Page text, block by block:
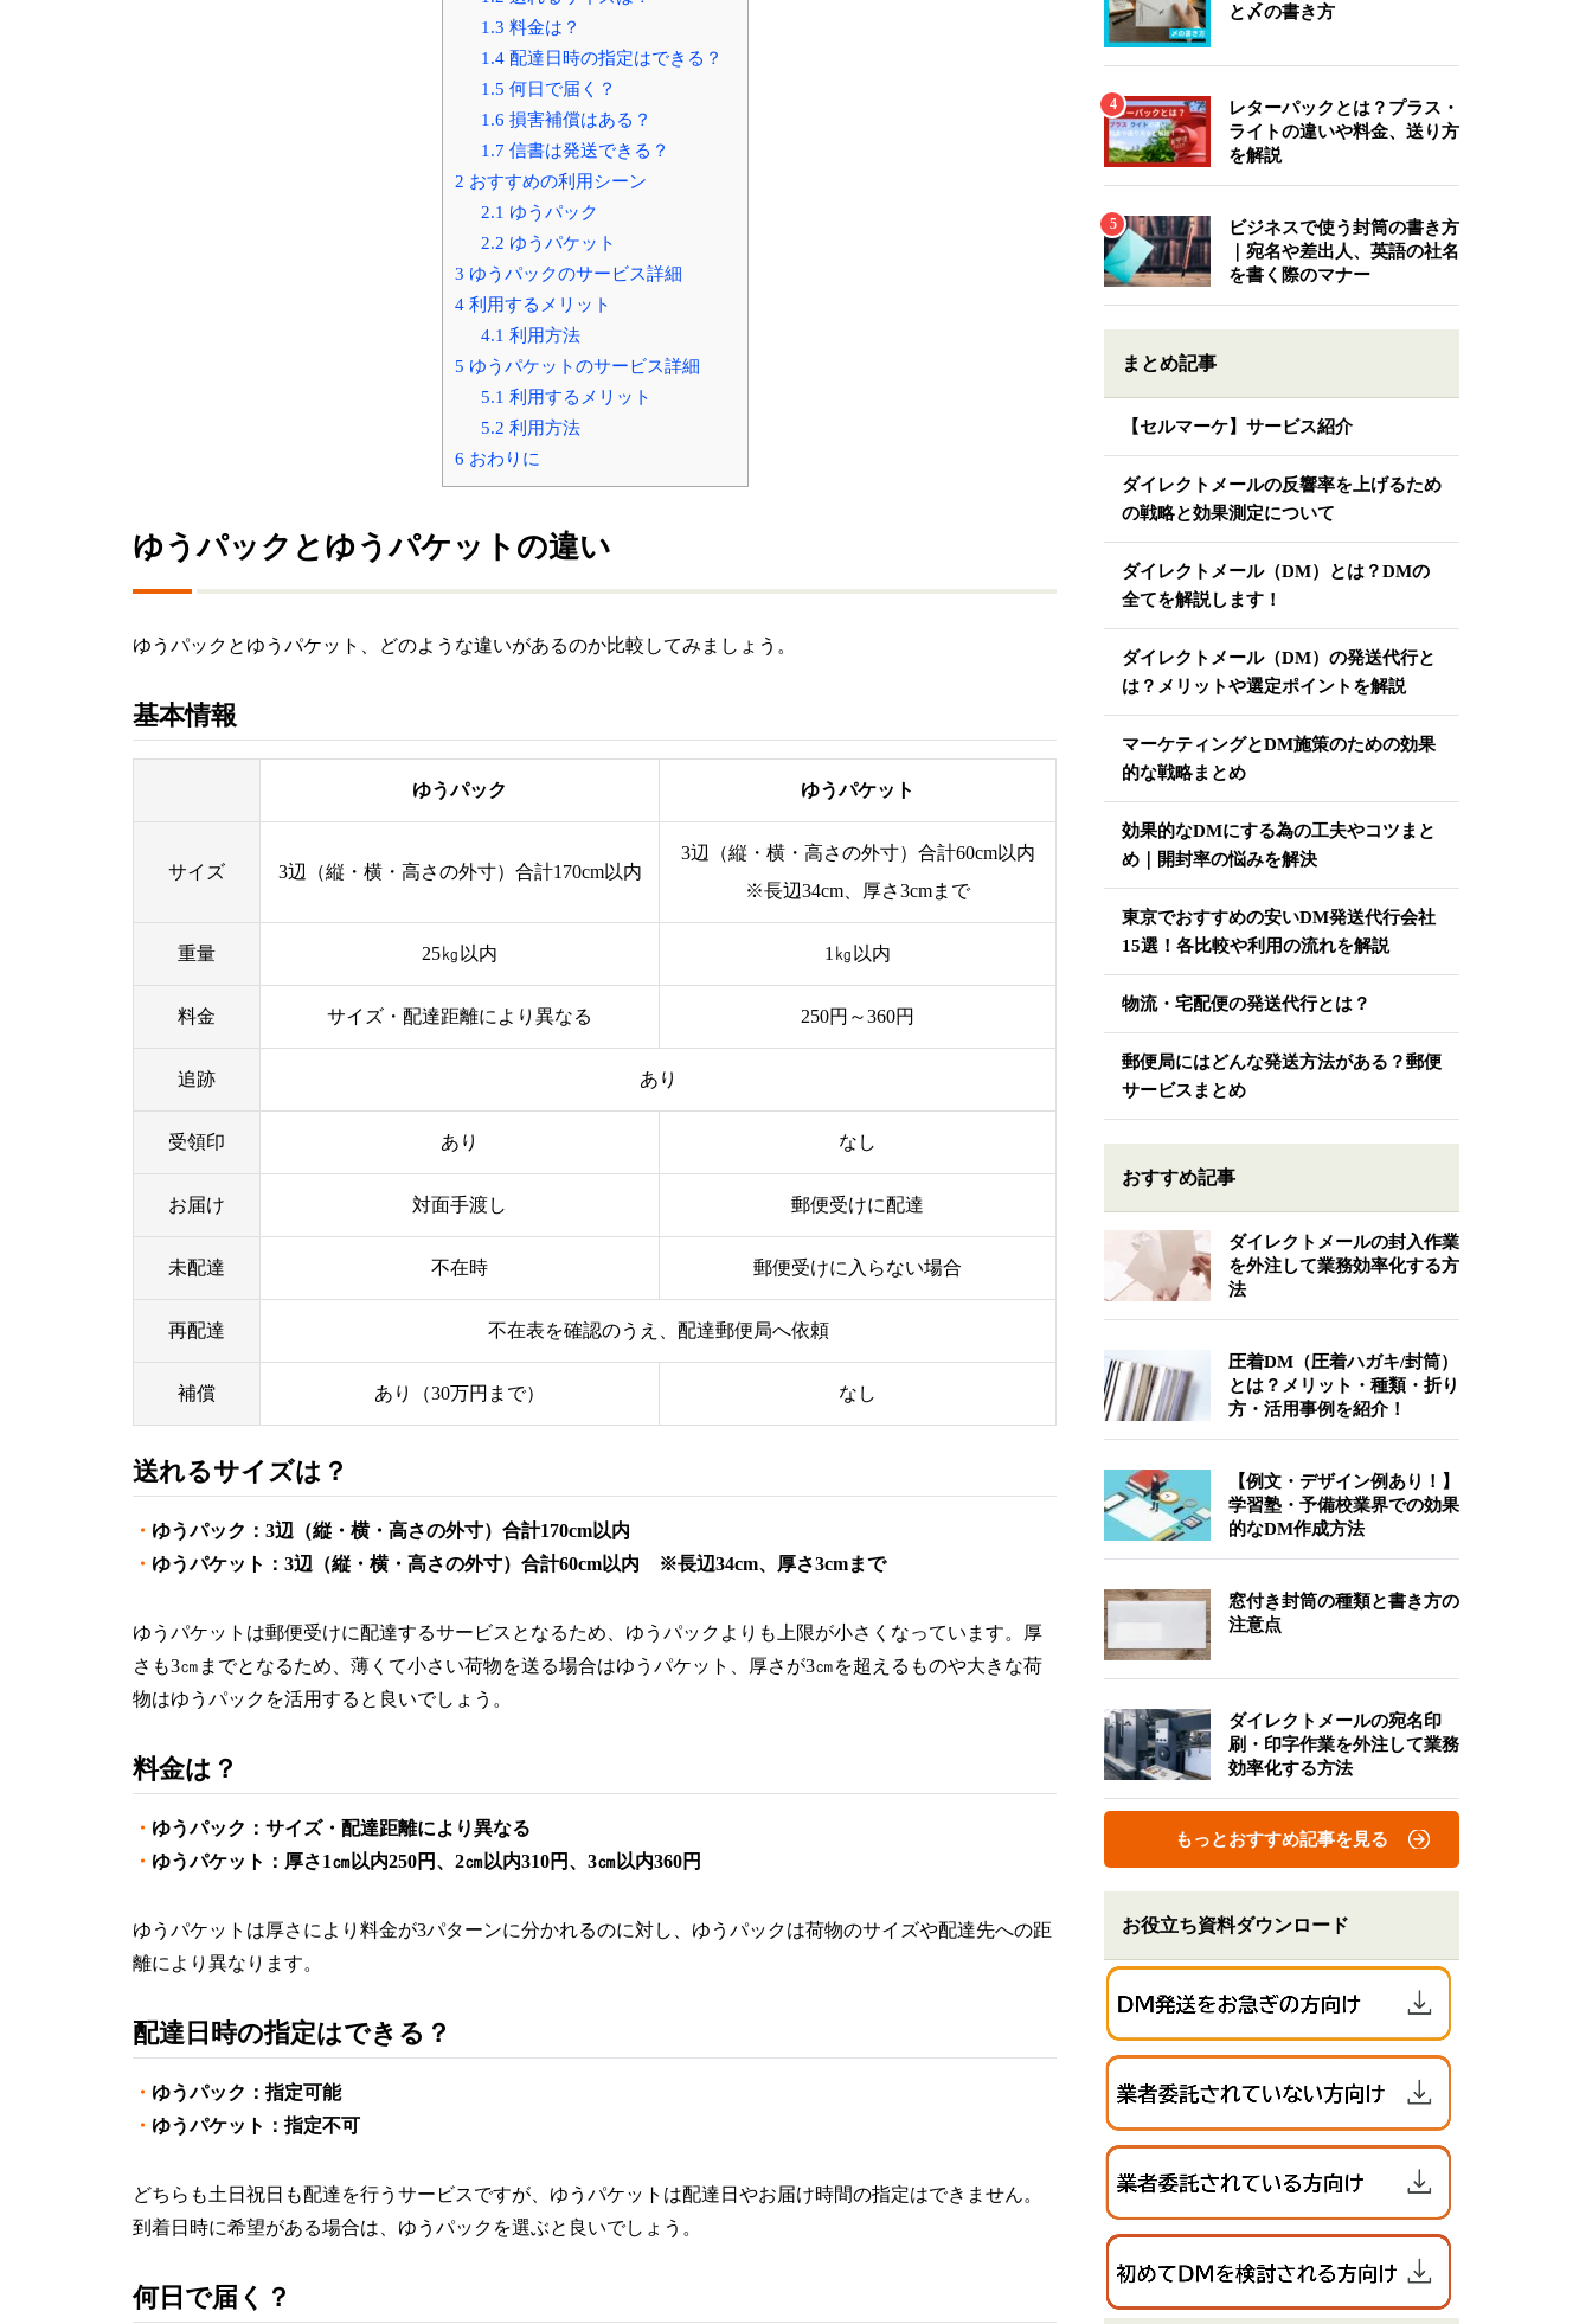
1.3 料金は？
1.4 配達日時の指定はできる？
1.5 何日で届く？
1.6 損害補償はある？
1.7 信書は発送できる？
2 おすすめの利用シーン
2.1 ゆうパック
2.2 ゆうパケット
3 ゆうパックのサービス詳細
4利用するメリット
4.1 利用方法
5 ゆうパケットのサービス詳細
5.1 利用するメリット
5.2 利用方法
6 おわりに
ゆうパックとゆうパケットの違い
ゆうパックとゆうパケット、どのような違いがあるのか比較してみましょう。
基本情報
ゆうパック ゆうパケット
サイズ 3辺（縦・横・高さの外寸）合計170cm以内
3辺（縦・横・高さの外寸）合計60cm以内
※長辺34cm、厚さ3cmまで
重量 25㎏以内 1㎏以内
料金 サイズ・配達距離により異なる 250円～360円
追跡 あり
受領印 あり なし
お届け 対面手渡し 郵便受けに配達
未配達 不在時 郵便受けに入らない場合
再配達 不在表を確認のうえ、配達郵便局へ依頼
補償 あり（30万円まで） なし
送れるサイズは？
・ ゆうパック：3辺（縦・横・高さの外寸）合計170cm以内
・ ゆうパケット：3辺（縦・横・高さの外寸）合計60cm以内 ※長辺34cm、厚さ3cmまで
ゆうパケットは郵便受けに配達するサービスとなるため、ゆうパックよりも上限が小さくなっています。厚
さも3㎝までとなるため、薄くて小さい荷物を送る場合はゆうパケット、厚さが3㎝を超えるものや大きな荷
物はゆうパックを活用すると良いでしょう。
料金は？
・ ゆうパック：サイズ・配達距離により異なる
・ ゆうパケット：厚さ1㎝以内250円、2㎝以内310円、3㎝以内360円
ゆうパケットは厚さにより料金が3パターンに分かれるのに対し、ゆうパックは荷物のサイズや配達先への距
離により異なります。
配達日時の指定はできる？
・ ゆうパック：指定可能
・ ゆうパケット：指定不可
どちらも土日祝日も配達を行うサービスですが、ゆうパケットは配達日やお届け時間の指定はできません。
到着日時に希望がある場合は、ゆうパックを選ぶと良いでしょう。
何日で届く？
と〆の書き方
レターパックとは？プラス・
ライトの違いや料金、送り方
を解説
ビジネスで使う封筒の書き方
｜宛名や差出人、英語の社名
を書く際のマナー
まとめ記事
【セルマーケ】サービス紹介
ダイレクトメールの反響率を上げるため
の戦略と効果測定について
ダイレクトメール（DM）とは？DMの
全てを解説します！
ダイレクトメール（DM）の発送代行と
は？メリットや選定ポイントを解説
マーケティングとDM施策のための効果
的な戦略まとめ
効果的なDMにする為の工夫やコツまと
め｜開封率の悩みを解決
東京でおすすめの安いDM発送代行会社
15選！各比較や利用の流れを解説
物流・宅配便の発送代行とは？
郵便局にはどんな発送方法がある？郵便
サービスまとめ
おすすめ記事
ダイレクトメールの封入作業
を外注して業務効率化する方
法
圧着DM（圧着ハガキ/封筒）
とは？メリット・種類・折り
方・活用事例を紹介！
【例文・デザイン例あり！】
学習塾・予備校業界での効果
的なDM作成方法
窓付き封筒の種類と書き方の
注意点
ダイレクトメールの宛名印
刷・印字作業を外注して業務
効率化する方法
もっとおすすめ記事を見る
お役立ち資料ダウンロード